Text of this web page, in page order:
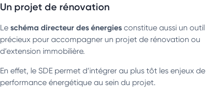
Un projet de rénovation
Le schéma directeur des énergies constitue aussi un outil
précieux pour accompagner un projet de rénovation ou
d’extension immobilière.
En effet, le SDE permet d’intégrer au plus tôt les enjeux de
performance énergétique au sein du projet.